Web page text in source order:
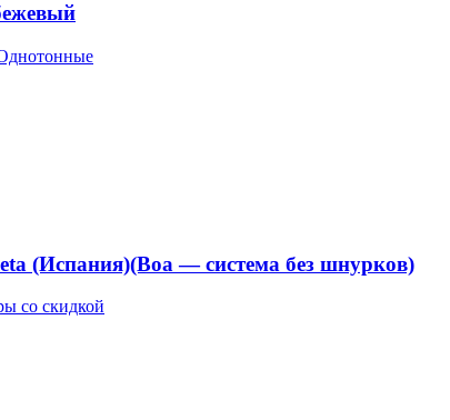
(Испания)(Boa — система без шнурков)
со скидкой